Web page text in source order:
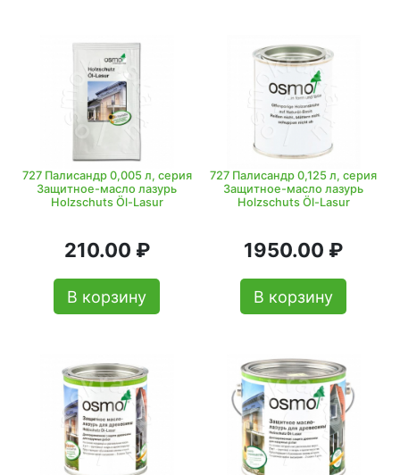
727 Палисандр 0,005 л, серия
Защитное-масло лазурь
Holzschuts Öl-Lasur
210.00 ₽
В корзину
727 Палисандр 0,125 л, серия
Защитное-масло лазурь
Holzschuts Öl-Lasur
1950.00 ₽
В корзину